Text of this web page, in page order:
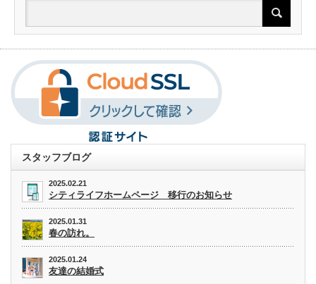
スタッフブログ
2025.02.21
シティライフホームページ 移行のお知らせ
2025.01.31
春の訪れ。
2025.01.24
友達の結婚式